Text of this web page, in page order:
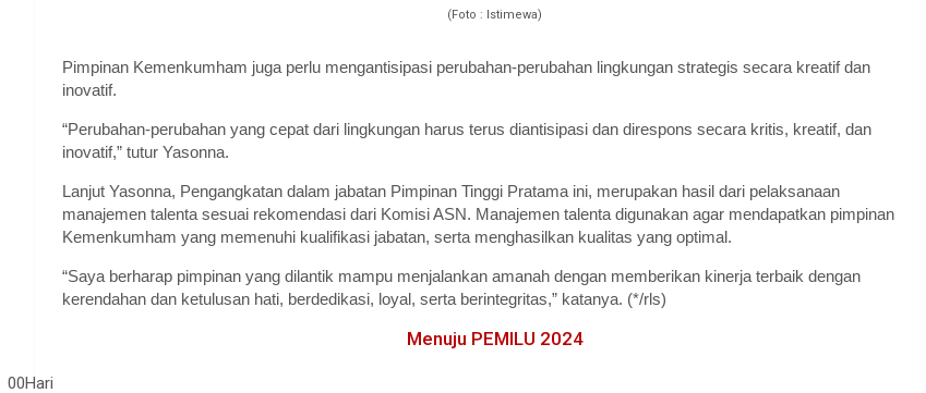
(Foto : Istimewa)
Pimpinan Kemenkumham juga perlu mengantisipasi perubahan-perubahan lingkungan strategis secara kreatif dan
inovatif.
“Perubahan-perubahan yang cepat dari lingkungan harus terus diantisipasi dan direspons secara kritis, kreatif, dan
inovatif,” tutur Yasonna.
Lanjut Yasonna, Pengangkatan dalam jabatan Pimpinan Tinggi Pratama ini, merupakan hasil dari pelaksanaan
manajemen talenta sesuai rekomendasi dari Komisi ASN. Manajemen talenta digunakan agar mendapatkan pimpinan
Kemenkumham yang memenuhi kualifikasi jabatan, serta menghasilkan kualitas yang optimal.
“Saya berharap pimpinan yang dilantik mampu menjalankan amanah dengan memberikan kinerja terbaik dengan
kerendahan dan ketulusan hati, berdedikasi, loyal, serta berintegritas,” katanya. (*/rls)
Menuju PEMILU 2024
00Hari